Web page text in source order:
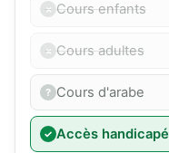
Cours enfants
Cours adultes
Cours d'arabe
Accès handicapé